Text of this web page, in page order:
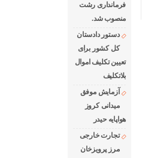
فرمانداری رشت
منصوب شد.
دستور دادستان
کل کشور برای
تعیین تکلیف اموال
بلاتکلیف
آزمایش موفق
میدانی کروز
هواپایه حیدر
تجارت خارجی
مرز پرویزخان